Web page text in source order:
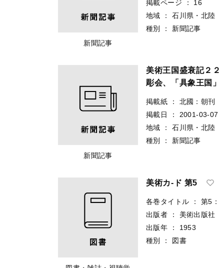
掲載日 ： 2008-10-24
掲載ページ ： 16
掲載紙 ： 北國：朝刊
地域 ：
石川県・北陸
種別 ： 新聞記事